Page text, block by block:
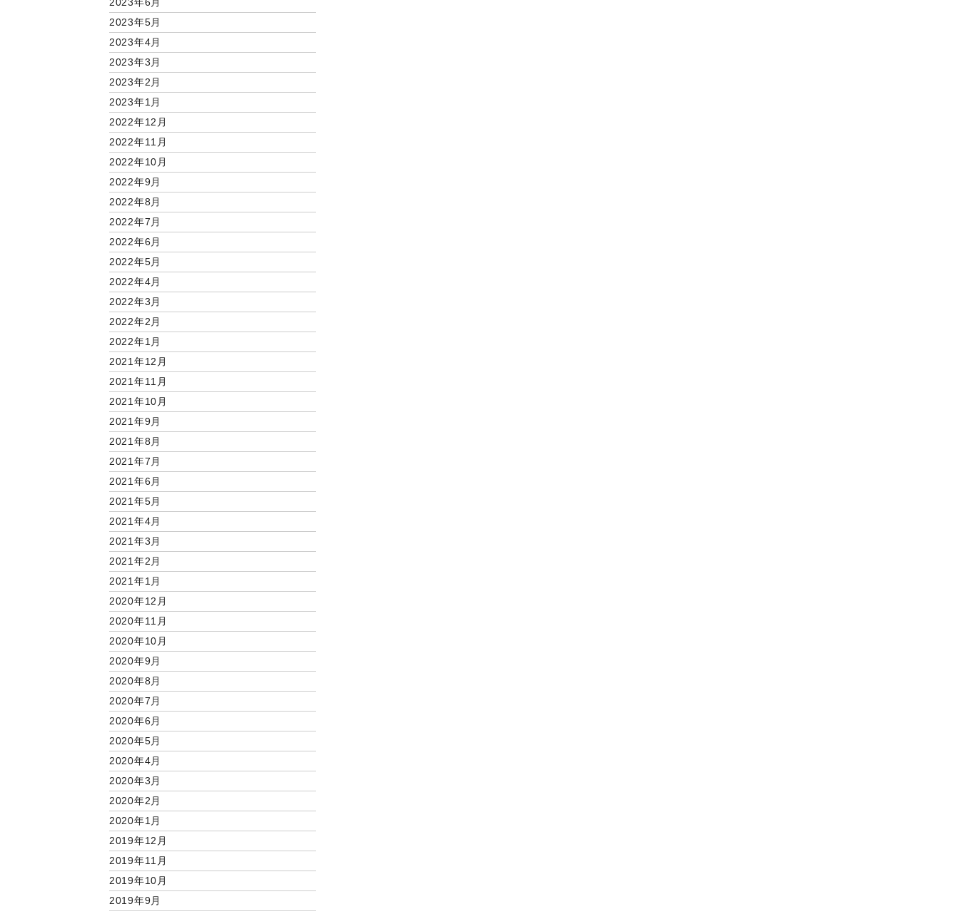
2023年5月
2023年4月
2023年3月
2023年2月
2023年1月
2022年12月
2022年11月
2022年10月
2022年9月
2022年8月
2022年7月
2022年6月
2022年5月
2022年4月
2022年3月
2022年2月
2022年1月
2021年12月
2021年11月
2021年10月
2021年9月
2021年8月
2021年7月
2021年6月
2021年5月
2021年4月
2021年3月
2021年2月
2021年1月
2020年12月
2020年11月
2020年10月
2020年9月
2020年8月
2020年7月
2020年6月
2020年5月
2020年4月
2020年3月
2020年2月
2020年1月
2019年12月
2019年11月
2019年10月
2019年9月